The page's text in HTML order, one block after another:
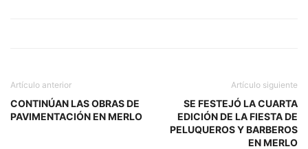
Artículo anterior
CONTINÚAN LAS OBRAS DE
PAVIMENTACIÓN EN MERLO
Artículo siguiente
SE FESTEJÓ LA CUARTA
EDICIÓN DE LA FIESTA DE
PELUQUEROS Y BARBEROS
EN MERLO